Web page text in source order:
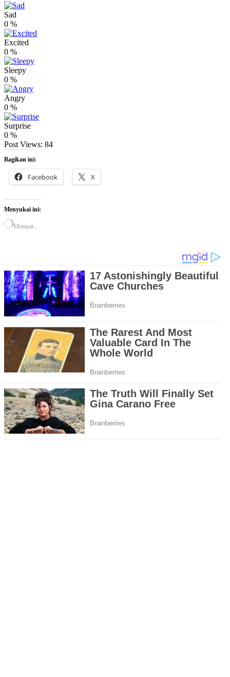
Sad
0 %
Excited
0 %
Sleepy
0 %
Angry
0 %
Surprise
0 %
Post Views: 84
Bagikan ini:
Facebook X
Menyukai ini:
Memuat...